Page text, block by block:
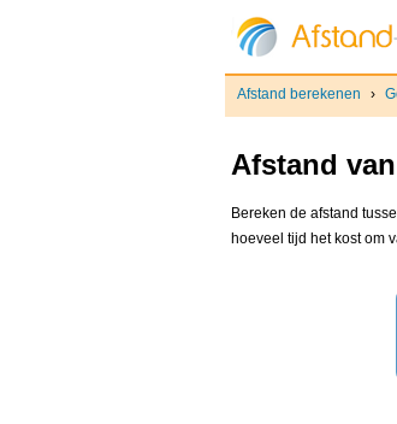
Afstand berekenen ›
Afstand
Bereken de afstand
hoeveel tijd het kost om